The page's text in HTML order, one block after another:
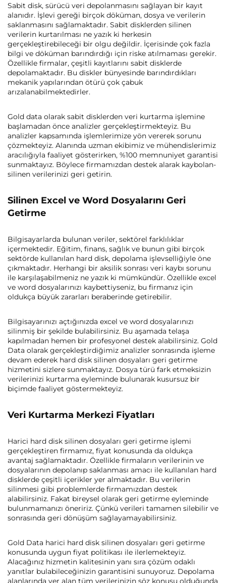
Sabit disk, sürücü veri depolanmasını sağlayan bir kayıt
alanıdır. İşlevi gereği birçok döküman, dosya ve verilerin
saklanmasını sağlamaktadır. Sabit disklerden silinen
verilerin kurtarılması ne yazık ki herkesin
gerçekleştirebileceği bir olgu değildir. İçerisinde çok fazla
bilgi ve döküman barındırdığı için riske atılmaması gerekir.
Özellikle firmalar, çeşitli kayıtlarını sabit disklerde
depolamaktadır. Bu diskler bünyesinde barındırdıkları
mekanik yapılarından ötürü çok çabuk
arızalanabilmektedirler.
Gold data olarak sabit disklerden veri kurtarma işlemine
başlamadan önce analizler gerçekleştirmekteyiz. Bu
analizler kapsamında işlemlerimize yön vererek sorunu
çözmekteyiz. Alanında uzman ekibimiz ve mühendislerimiz
aracılığıyla faaliyet gösterirken, %100 memnuniyet garantisi
sunmaktayız. Böylece firmamızdan destek alarak kaybolan-
silinen verilerinizi geri getirin.
Silinen Excel ve Word Dosyalarını Geri
Getirme
Bilgisayarlarda bulunan veriler, sektörel farklılıklar
içermektedir. Eğitim, finans, sağlık ve bunun gibi birçok
sektörde kullanılan hard disk, depolama işlevselliğiyle öne
çıkmaktadır. Herhangi bir aksilik sonrası veri kaybı sorunu
ile karşılaşabilmeniz ne yazık ki mümkündür. Özellikle excel
ve word dosyalarınızı kaybettiyseniz, bu firmanız için
oldukça büyük zararları beraberinde getirebilir.
Bilgisayarınızı açtığınızda excel ve word dosyalarınızı
silinmiş bir şekilde bulabilirsiniz. Bu aşamada telaşa
kapılmadan hemen bir profesyonel destek alabilirsiniz. Gold
Data olarak gerçekleştirdiğimiz analizler sonrasında işleme
devam ederek hard disk silinen dosyaları geri getirme
hizmetini sizlere sunmaktayız. Dosya türü fark etmeksizin
verilerinizi kurtarma eyleminde bulunarak kusursuz bir
biçimde faaliyet göstermekteyiz.
Veri Kurtarma Merkezi Fiyatları
Harici hard disk silinen dosyaları geri getirme işlemi
gerçekleştiren firmamız, fiyat konusunda da oldukça
avantaj sağlamaktadır. Özellikle firmaların verilerinin ve
dosyalarının depolanıp saklanması amacı ile kullanılan hard
disklerde çeşitli içerikler yer almaktadır. Bu verilerin
silinmesi gibi problemlerde firmamızdan destek
alabilirsiniz. Fakat bireysel olarak geri getirme eyleminde
bulunmamanızı öneririz. Çünkü verileri tamamen silebilir ve
sonrasında geri dönüşüm sağlayamayabilirsiniz.
Gold Data harici hard disk silinen dosyaları geri getirme
konusunda uygun fiyat politikası ile ilerlemekteyiz.
Alacağınız hizmetin kalitesinin yanı sıra çözüm odaklı
yanıtlar bulabileceğinizin garantisini sunuyoruz. Depolama
alanlarında yer alan tüm verilerinizin söz konusu olduğunda